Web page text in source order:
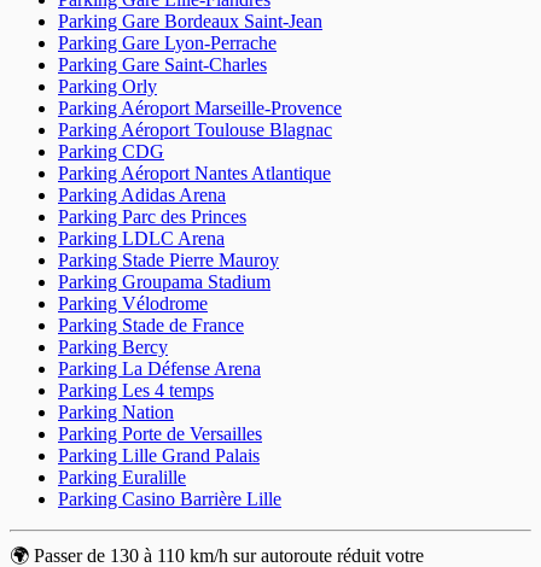
4,5 (151 avis)
2,50 €/heure,
25 €/jour,
70 €/semaine
Parking Gare Bordeaux Saint-Jean
Parking Gare Lyon-Perrache
Parking Gare Saint-Charles
Parking Orly
Parking Aéroport Marseille-Provence
Parking Aéroport Toulouse Blagnac
Parking CDG
Parking Aéroport Nantes Atlantique
Parking Adidas Arena
Parking Parc des Princes
Parking LDLC Arena
Parking Stade Pierre Mauroy
Parking Groupama Stadium
Parking Vélodrome
Parking Stade de France
Parking Bercy
Parking La Défense Arena
Parking Les 4 temps
Parking Nation
Parking Porte de Versailles
Parking Lille Grand Palais
Parking Euralille
Parking Casino Barrière Lille
🌍 Passer de 130 à 110 km/h sur autoroute réduit votre